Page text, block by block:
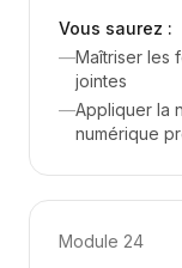
Vous saurez :
—Maîtriser les
jointes
—Appliquer la
numérique
Module 24